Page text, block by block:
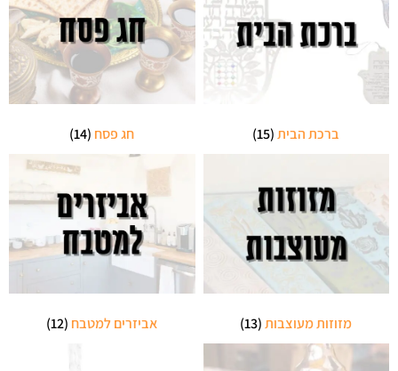
ברכת הבית(15) חג פסח (14)
מזוזות מעוצבות(13) אביזרים למטבח (12)